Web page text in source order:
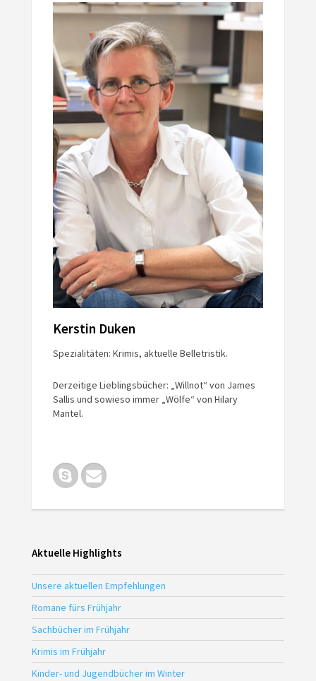
Kerstin Duken
Spezialitäten: Krimis, aktuelle Belletristik.
Derzeitige Lieblingsbücher: „Willnot“ von James
Sallis und sowieso immer „Wölfe“ von Hilary
Mantel.
Aktuelle Highlights
Unsere aktuellen Empfehlungen
Romane fürs Frühjahr
Sachbücher im Frühjahr
Krimis im Frühjahr
Kinder- und Jugendbücher im Winter